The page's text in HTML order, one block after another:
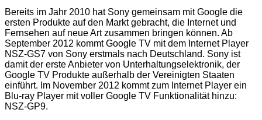
Bereits im Jahr 2010 hat Sony gemeinsam mit Google die
ersten Produkte auf den Markt gebracht, die Internet und
Fernsehen auf neue Art zusammen bringen können. Ab
September 2012 kommt Google TV mit dem Internet Player
NSZ-GS7 von Sony erstmals nach Deutschland. Sony ist
damit der erste Anbieter von Unterhaltungselektronik, der
Google TV Produkte außerhalb der Vereinigten Staaten
einführt. Im November 2012 kommt zum Internet Player ein
Blu-ray Player mit voller Google TV Funktionalität hinzu:
NSZ-GP9.